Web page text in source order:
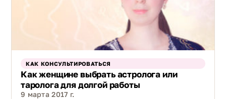
КАК КОНСУЛЬТИРОВАТЬСЯ
Как женщине выбрать астролога или
таролога для долгой работы
9 марта 2017 г.